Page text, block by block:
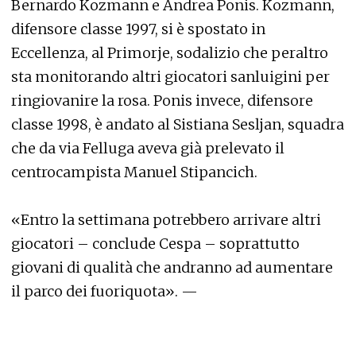
Bernardo Kozmann e Andrea Ponis. Kozmann,
difensore classe 1997, si è spostato in
Eccellenza, al Primorje, sodalizio che peraltro
sta monitorando altri giocatori sanluigini per
ringiovanire la rosa. Ponis invece, difensore
classe 1998, è andato al Sistiana Sesljan, squadra
che da via Felluga aveva già prelevato il
centrocampista Manuel Stipancich.
«Entro la settimana potrebbero arrivare altri
giocatori – conclude Cespa – soprattutto
giovani di qualità che andranno ad aumentare
il parco dei fuoriquota». —